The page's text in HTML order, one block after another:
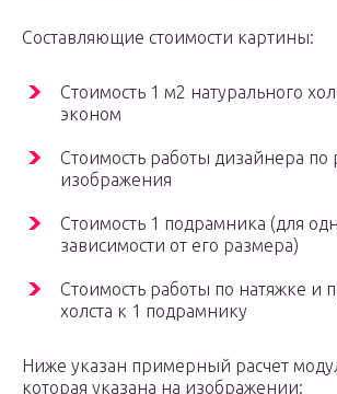
Составляющие стоимости картины:
Стоимость 1 м2 натурального
эконом
Стоимость работы дизайнера по
изображения
Стоимость 1 подрамника (для
зависимости от его размера)
Стоимость работы по натяжке и
холста к 1 подрамнику
Ниже указан примерный расчет
которая указана на изображении: